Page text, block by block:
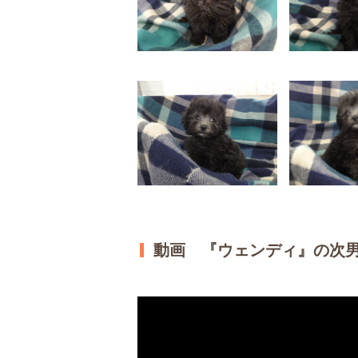
動画 『ウェンディ』の次